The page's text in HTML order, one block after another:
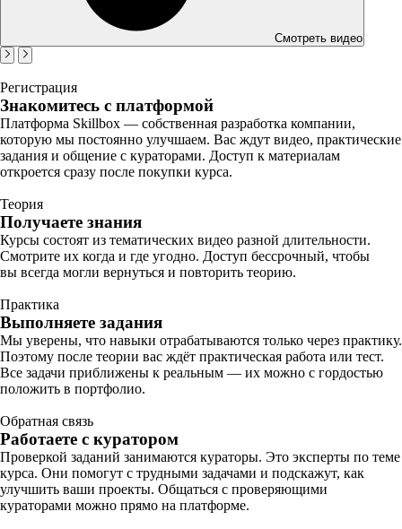
Смотреть видео
Регистрация
Знакомитесь с платформой
Платформа Skillbox — собственная разработка компании,
которую мы постоянно улучшаем. Вас ждут видео, практические
задания и общение с кураторами. Доступ к материалам
откроется сразу после покупки курса.
Теория
Получаете знания
Курсы состоят из тематических видео разной длительности.
Смотрите их когда и где угодно. Доступ бессрочный, чтобы
вы всегда могли вернуться и повторить теорию.
Практика
Выполняете задания
Мы уверены, что навыки отрабатываются только через практику.
Поэтому после теории вас ждёт практическая работа или тест.
Все задачи приближены к реальным — их можно с гордостью
положить в портфолио.
Обратная связь
Работаете с куратором
Проверкой заданий занимаются кураторы. Это эксперты по теме
курса. Они помогут с трудными задачами и подскажут, как
улучшить ваши проекты. Общаться с проверяющими
кураторами можно прямо на платформе.